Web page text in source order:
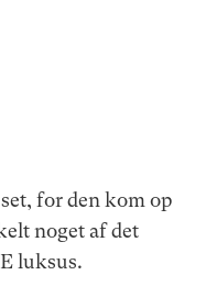
for den kom op
noget af det
luksus.